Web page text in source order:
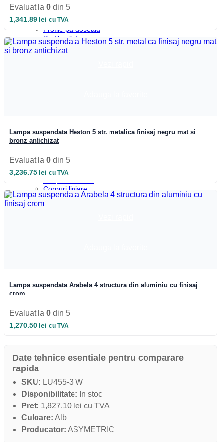
Profile colt
Profile incastrate
Profile LED aparente
Profile pardoseala
Profile plinta
Profile rotunde
Profile scari
Benzi LED
Accesorii Banda LED
Iluminat Industrial
Emergenta si exit
Corpuri liniare
Corpuri pe sina
Corpuri etanse
Automatizari si Smart
Evaluat la 0 din 5
1,341.89 lei cu TVA
Lampa suspendata Heston 5 str. metalica finisaj negru mat si
bronz antichizat
Evaluat la 0 din 5
3,236.75 lei cu TVA
Lampa suspendata Arabela 4 structura din aluminiu cu finisaj
crom
Evaluat la 0 din 5
1,270.50 lei cu TVA
Date tehnice esentiale pentru comparare
rapida
SKU: LU455-3 W
Disponibilitate: In stoc
Pret: 1,827.10 lei cu TVA
Culoare: Alb
Producator: ASYMETRIC